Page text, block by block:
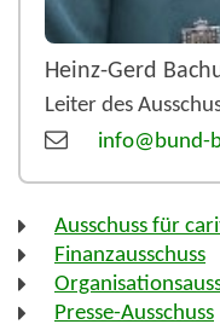
Heinz-Gerd
Leiter des
info@bund-
Ausschuss für
Finanzausschuss
Presse-Ausschuss